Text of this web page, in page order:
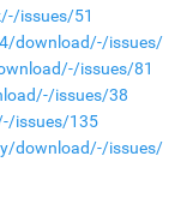
issues/51
download/-/issues/
issues/81
issues/38
issues/135
download/-/issues/